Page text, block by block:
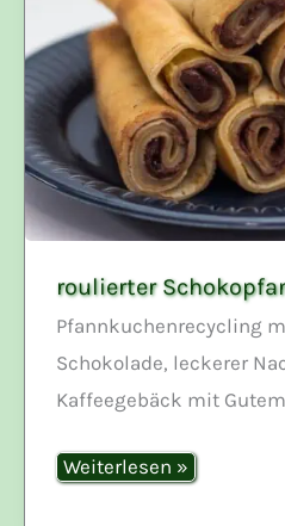
roulierter
Pfannkuchenrecycling
Schokolade, leckerer
Kaffeegebäck mit
roulierter
Schokopfannkuchen
Weiterlesen »